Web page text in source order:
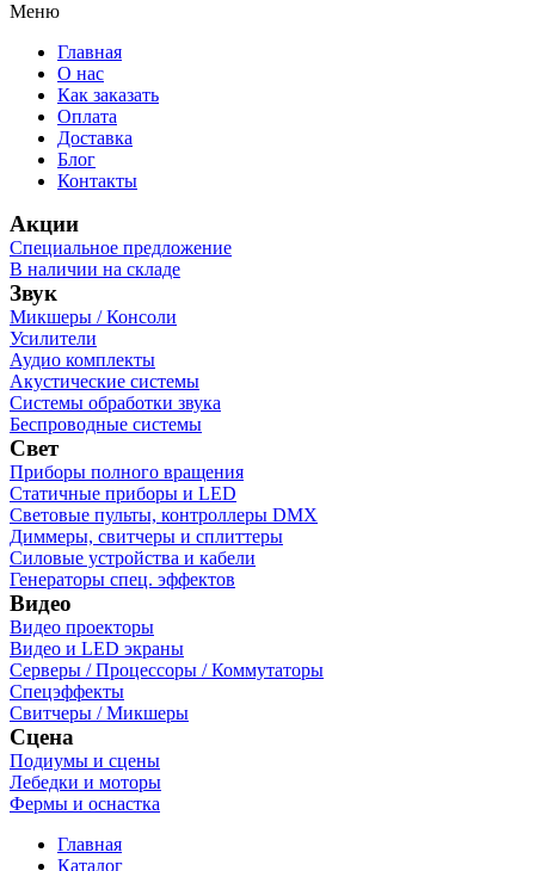
Меню
Главная
О нас
Как заказать
Оплата
Доставка
Блог
Контакты
Акции
Специальное предложение
В наличии на складе
Звук
Микшеры / Консоли
Усилители
Аудио комплекты
Акустические системы
Системы обработки звука
Беспроводные системы
Свет
Приборы полного вращения
Статичные приборы и LED
Световые пульты, контроллеры DMX
Диммеры, свитчеры и сплиттеры
Силовые устройства и кабели
Генераторы спец. эффектов
Видео
Видео проекторы
Видео и LED экраны
Серверы / Процессоры / Коммутаторы
Спецэффекты
Свитчеры / Микшеры
Сцена
Подиумы и сцены
Лебедки и моторы
Фермы и оснастка
Главная
Каталог